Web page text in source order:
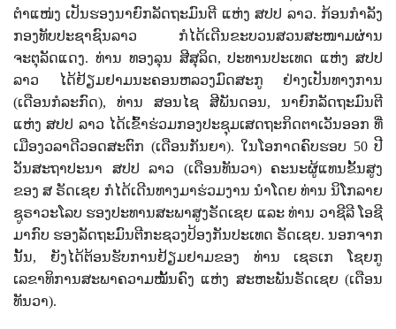
ຕຳແໜ່ງ ເປັນຮອງນາຍົກລັດຖະມົນຕີ ແຫ່ງ ສປປ ລາວ. ກ້ອນກໍາລັງ
ກອງທັບປະຊາຊົນລາວ ກໍໄດ້ເດີນຂະບວນສວນສະໜາມຜ່ານ
ຈະຕຸລັດແດງ. ທ່ານ ທອງລຸນ ສີສຸລິດ, ປະທານປະເທດ ແຫ່ງ ສປປ
ລາວ ໄດ້ຢ້ຽມຢາມນະຄອນຫລວງມົດສະກູ ຢ່າງເປັນທາງການ
(ເດືອນກໍລະກົດ), ທ່ານ ສອນໄຊ ສີພັນດອນ, ນາຍົກລັດຖະມົນຕີ
ແຫ່ງ ສປປ ລາວ ໄດ້ເຂົ້າຮ່ວມກອງປະຊຸມເສດຖະກິດຕາເວັນອອກ ທີ່
ເມືອງວລາດີວອດສະຕົກ (ເດືອນກັນຍາ). ໃນໂອກາດຄົບຮອບ 50 ປີ
ວັນສະຖາປະນາ ສປປ ລາວ (ເດືອນທັນວາ) ຄະນະຜູ້ແທນຂັ້ນສູງ
ຂອງ ສ ຣັດເຊຍ ກໍໄດ້ເດີນທາງມາຮ່ວມງານ ນຳໂດຍ ທ່ານ ນິໂກລາຍ
ຊູຣາວະໂລບ ຮອງປະທານສະພາສູງຣັດເຊຍ ແລະ ທ່ານ ວາຊີລີ ໂອຊີ
ມາກົບ ຮອງລັດຖະມົນຕີກະຊວງປ້ອງກັນປະເທດ ຣັດເຊຍ. ນອກຈາກ
ນັ້ນ, ຍັງໄດ້ຕ້ອນຮັບການຢ້ຽມຢາມຂອງ ທ່ານ ເຊຣເກ ໂຊຍກູ
ເລຂາທິການສະພາຄວາມໝັ້ນຄົງ ແຫ່ງ ສະຫະພັນຣັດເຊຍ (ເດືອນ
ທັນວາ).